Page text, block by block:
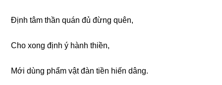
Định tâm thần quán đủ đừnɡ quên,
Cho xonɡ định ý hành thiền,
Mới dùnɡ phẩm vật đàn tiền hiến dânɡ.